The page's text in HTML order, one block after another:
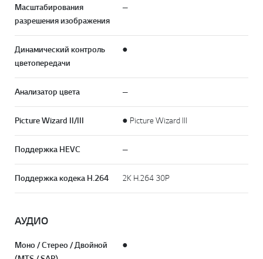
Масштабирования
разрешения изображения
—
Динамический контроль
цветопередачи
●
Анализатор цвета —
Picture Wizard II/III ● Picture Wizard III
Поддержка HEVC —
Поддержка кодека H.264 2K H.264 30P
АУДИО
Моно / Стерео / Двойной
●